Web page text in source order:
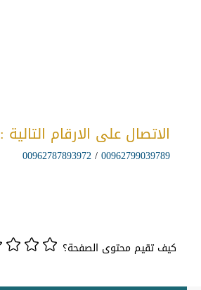
الاتصال على الارقام التالية :
00962799039789
/
00962787893972
كيف تقيم محتوى الصفحة؟